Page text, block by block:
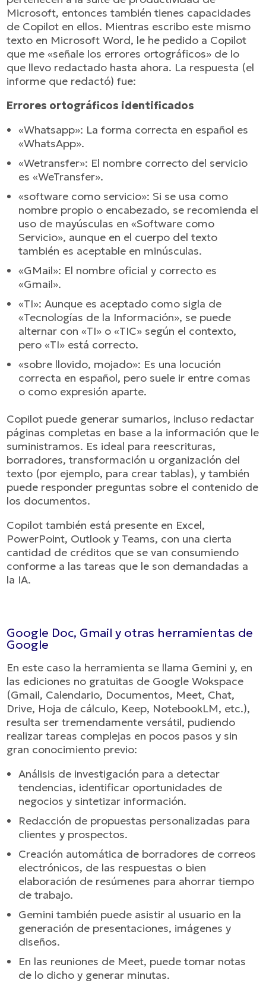
Microsoft, entonces también tienes capacidades
de Copilot en ellos. Mientras escribo este mismo
texto en Microsoft Word, le he pedido a Copilot
que me «señale los errores ortográficos» de lo
que llevo redactado hasta ahora. La respuesta (el
informe que redactó) fue:
Errores ortográficos identificados
«Whatsapp»: La forma correcta en español es
«WhatsApp».
«Wetransfer»: El nombre correcto del servicio
es «WeTransfer».
«software como servicio»: Si se usa como
nombre propio o encabezado, se recomienda el
uso de mayúsculas en «Software como
Servicio», aunque en el cuerpo del texto
también es aceptable en minúsculas.
«GMail»: El nombre oficial y correcto es
«Gmail».
«TI»: Aunque es aceptado como sigla de
«Tecnologías de la Información», se puede
alternar con «TI» o «TIC» según el contexto,
pero «TI» está correcto.
«sobre llovido, mojado»: Es una locución
correcta en español, pero suele ir entre comas
o como expresión aparte.
Copilot puede generar sumarios, incluso redactar
páginas completas en base a la información que le
suministramos. Es ideal para reescrituras,
borradores, transformación u organización del
texto (por ejemplo, para crear tablas), y también
puede responder preguntas sobre el contenido de
los documentos.
Copilot también está presente en Excel,
PowerPoint, Outlook y Teams, con una cierta
cantidad de créditos que se van consumiendo
conforme a las tareas que le son demandadas a
la IA.
Google Doc, Gmail y otras herramientas de
Google
En este caso la herramienta se llama Gemini y, en
las ediciones no gratuitas de Google Wokspace
(Gmail, Calendario, Documentos, Meet, Chat,
Drive, Hoja de cálculo, Keep, NotebookLM, etc.),
resulta ser tremendamente versátil, pudiendo
realizar tareas complejas en pocos pasos y sin
gran conocimiento previo:
Análisis de investigación para a detectar
tendencias, identificar oportunidades de
negocios y sintetizar información.
Redacción de propuestas personalizadas para
clientes y prospectos.
Creación automática de borradores de correos
electrónicos, de las respuestas o bien
elaboración de resúmenes para ahorrar tiempo
de trabajo.
Gemini también puede asistir al usuario en la
generación de presentaciones, imágenes y
diseños.
En las reuniones de Meet, puede tomar notas
de lo dicho y generar minutas.